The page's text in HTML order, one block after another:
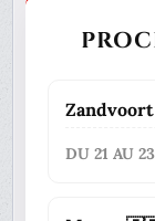
DU 21 AU